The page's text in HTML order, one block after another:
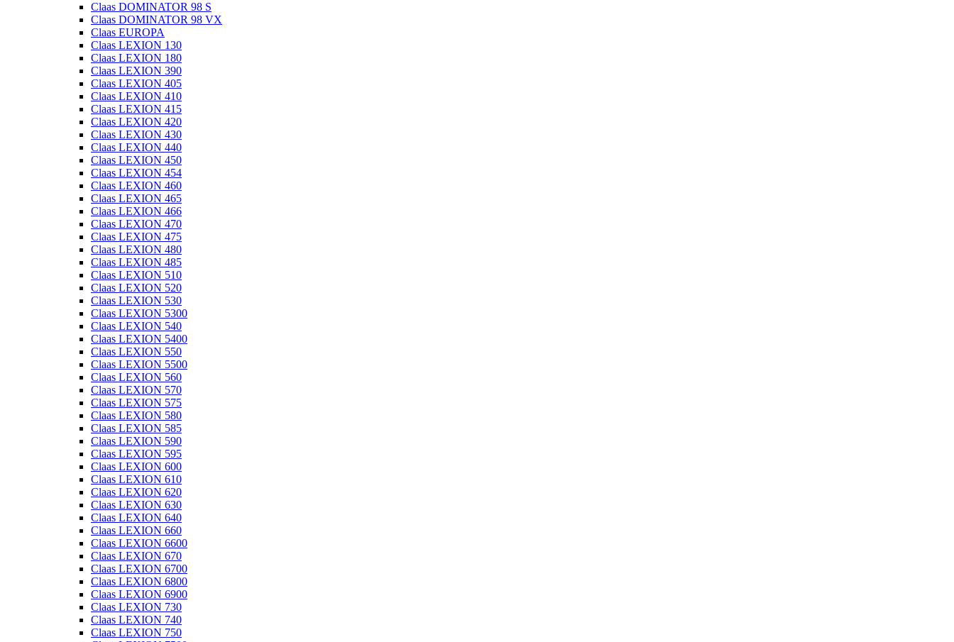
Claas DOMINATOR 98 S
Claas DOMINATOR 98 VX
Claas EUROPA
Claas LEXION 130
Claas LEXION 180
Claas LEXION 390
Claas LEXION 405
Claas LEXION 410
Claas LEXION 415
Claas LEXION 420
Claas LEXION 430
Claas LEXION 440
Claas LEXION 450
Claas LEXION 454
Claas LEXION 460
Claas LEXION 465
Claas LEXION 466
Claas LEXION 470
Claas LEXION 475
Claas LEXION 480
Claas LEXION 485
Claas LEXION 510
Claas LEXION 520
Claas LEXION 530
Claas LEXION 5300
Claas LEXION 540
Claas LEXION 5400
Claas LEXION 550
Claas LEXION 5500
Claas LEXION 560
Claas LEXION 570
Claas LEXION 575
Claas LEXION 580
Claas LEXION 585
Claas LEXION 590
Claas LEXION 595
Claas LEXION 600
Claas LEXION 610
Claas LEXION 620
Claas LEXION 630
Claas LEXION 640
Claas LEXION 660
Claas LEXION 6600
Claas LEXION 670
Claas LEXION 6700
Claas LEXION 6800
Claas LEXION 6900
Claas LEXION 730
Claas LEXION 740
Claas LEXION 750